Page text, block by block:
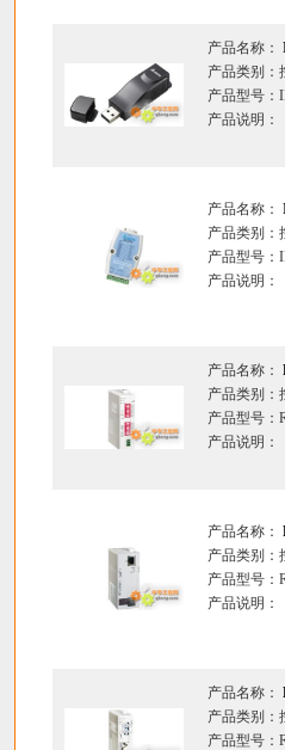
产品名称：
产品类别：
产品型号：
产品说明：
产品名称：
产品类别：
产品型号：
产品说明：
产品名称：
产品类别：
产品型号：
产品说明：
产品名称：
产品类别：
产品型号：
产品说明：
产品名称：
产品类别：
产品型号：